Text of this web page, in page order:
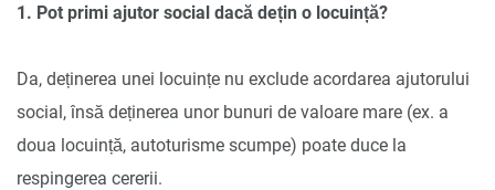
1. Pot primi ajutor social dacă dețin o locuință?
Da, deținerea unei locuințe nu exclude acordarea ajutorului
social, însă deținerea unor bunuri de valoare mare (ex. a
doua locuință, autoturisme scumpe) poate duce la
respingerea cererii.